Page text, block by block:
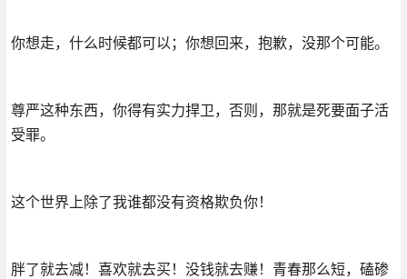
你想走，什么时候都可以；你想回来，抱歉，没那个可能。
尊严这种东西，你得有实力捍卫，否则，那就是死要面子活
受罪。
这个世界上除了我谁都没有资格欺负你！
胖了就去减！喜欢就去买！没钱就去赚！青春那么短，磕碜